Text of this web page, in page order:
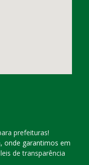
prefeituras!
onde garantimos em
leis de transparência